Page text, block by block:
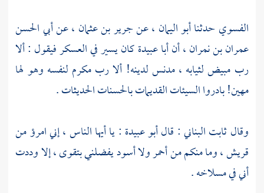
الفسوي حدثناأبو اليمان ،عنجرير بن عثمان ،عنأبي الحسن
عمران بن نمران ،أنأبا عبيدةكان يسير في العسكر فيقول : ألا
رب مبيض لثيابه ، مدنس لدينه! ألا رب مكرم لنفسه وهو لها
مهين! بادروا السيئات القديمات بالحسنات الحديثات .
وقالثابت ‌البناني: قالأبو عبيدة : يا أيها الناس ، إني امرؤ من
قريش ،وما منكم من أحمر ولا أسود يفضلني بتقوى ، إلا وددت
أني في مسلاخه .